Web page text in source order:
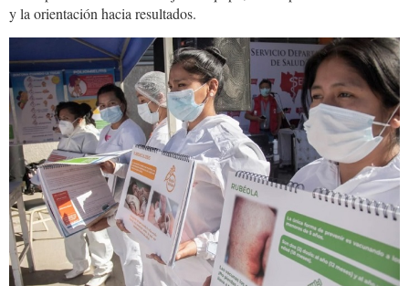
y la orientación hacia resultados.
tarija1.jpg